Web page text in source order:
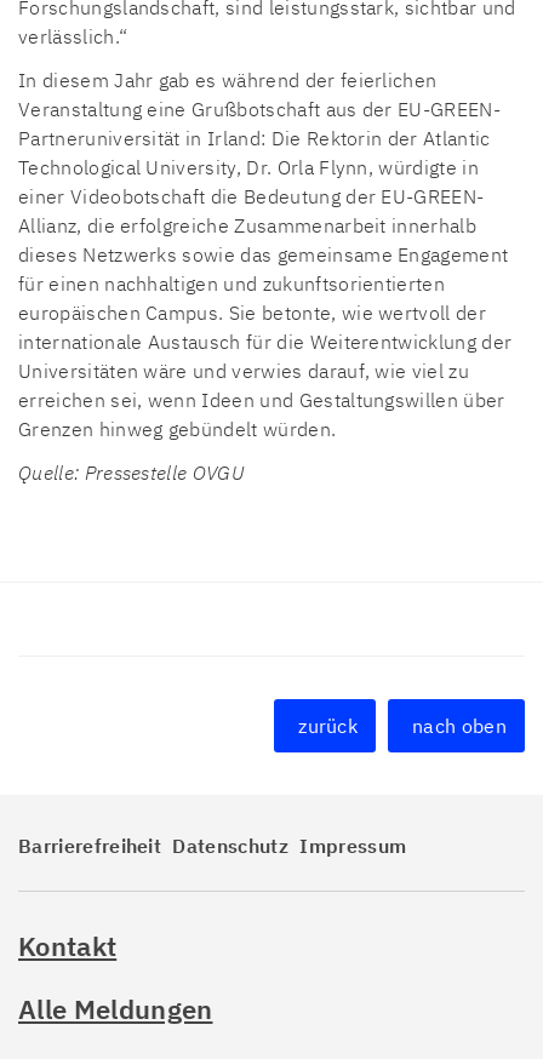
Forschungslandschaft, sind leistungsstark, sichtbar und
verlässlich.“
In diesem Jahr gab es während der feierlichen
Veranstaltung eine Grußbotschaft aus der EU-GREEN-
Partneruniversität in Irland: Die Rektorin der Atlantic
Technological University, Dr. Orla Flynn, würdigte in
einer Videobotschaft die Bedeutung der EU-GREEN-
Allianz, die erfolgreiche Zusammenarbeit innerhalb
dieses Netzwerks sowie das gemeinsame Engagement
für einen nachhaltigen und zukunftsorientierten
europäischen Campus. Sie betonte, wie wertvoll der
internationale Austausch für die Weiterentwicklung der
Universitäten wäre und verwies darauf, wie viel zu
erreichen sei, wenn Ideen und Gestaltungswillen über
Grenzen hinweg gebündelt würden.
Quelle: Pressestelle OVGU
zurück nach oben
Barrierefreiheit Datenschutz Impressum
Kontakt
Alle Meldungen